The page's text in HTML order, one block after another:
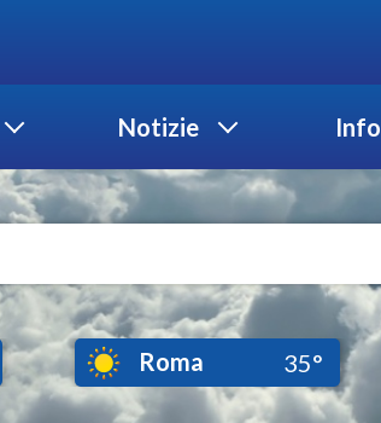
Notizie Info
Roma 35°